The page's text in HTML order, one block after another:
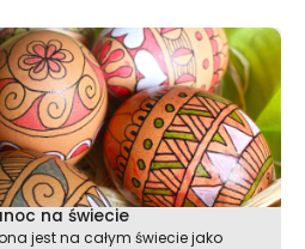
na świecie
jest na całym świecie jako